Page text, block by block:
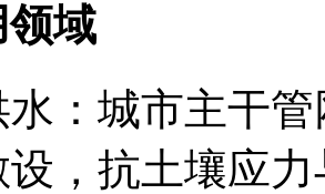
领域
：城市主干
，抗土壤应